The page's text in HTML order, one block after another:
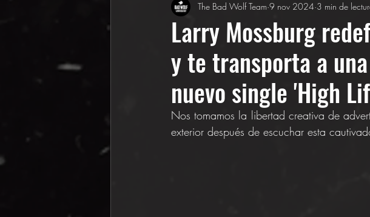
Larry Mossburg
y te transporta a
nuevo single 'High
The Bad Wolf Team 9 nov 2024 3 min de
Nos tomamos la libertad creativa de
exterior después de escuchar esta